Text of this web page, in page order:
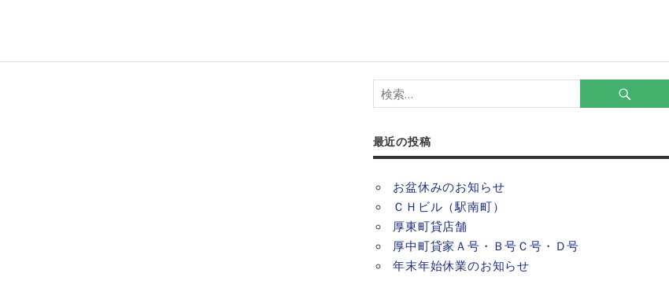
最近の投稿
お盆休みのお知らせ
ＣＨビル（駅南町）
厚東町貸店舗
厚中町貸家Ａ号・Ｂ号Ｃ号・Ｄ号
年末年始休業のお知らせ